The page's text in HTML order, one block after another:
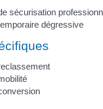
sécurisation
dégressive